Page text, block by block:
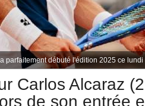
parfaitement débuté l'édition 2025 ce
Carlos Alcaraz
de son entrée